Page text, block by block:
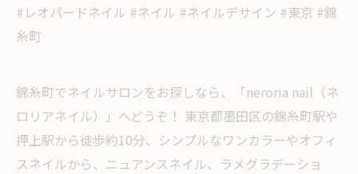
#レオパードネイル #ネイル #ネイルデサイン #東京 #錦
糸町
錦糸町でネイルサロンをお探しなら、「neroria nail（ネ
ロリアネイル）」へどうぞ！ 東京都墨田区の錦糸町駅や
押上駅から徒歩約10分、シンプルなワンカラーやオフィ
スネイルから、ニュアンスネイル、ラメグラデーショ